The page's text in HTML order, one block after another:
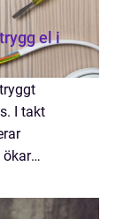
el i
I takt
ökar